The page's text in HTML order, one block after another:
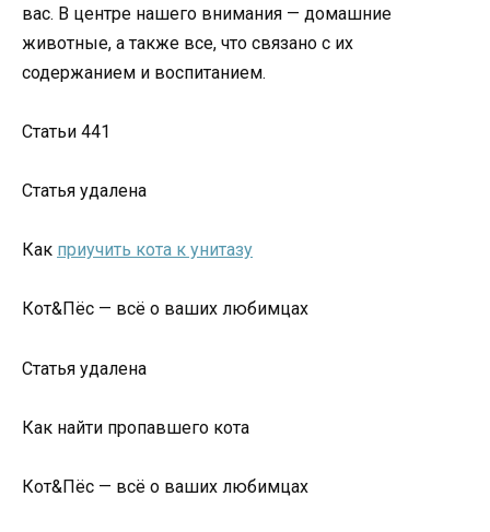
вас. В центре нашего внимания — домашние
животные, а также все, что связано с их
содержанием и воспитанием.
Статьи 441
Статья удалена
Как приучить кота к унитазу
Кот&Пёс — всё о ваших любимцах
Статья удалена
Как найти пропавшего кота
Кот&Пёс — всё о ваших любимцах